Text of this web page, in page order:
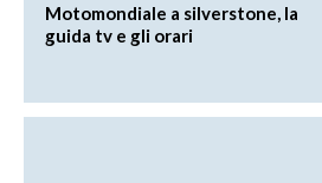
Motomondiale a silverstone, la
guida tv e gli orari